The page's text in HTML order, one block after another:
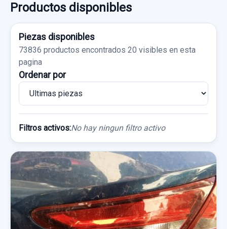
Productos disponibles
Piezas disponibles
73836 productos encontrados 20 visibles en esta
pagina
Ordenar por
Filtros activos:No hay ningun filtro activo